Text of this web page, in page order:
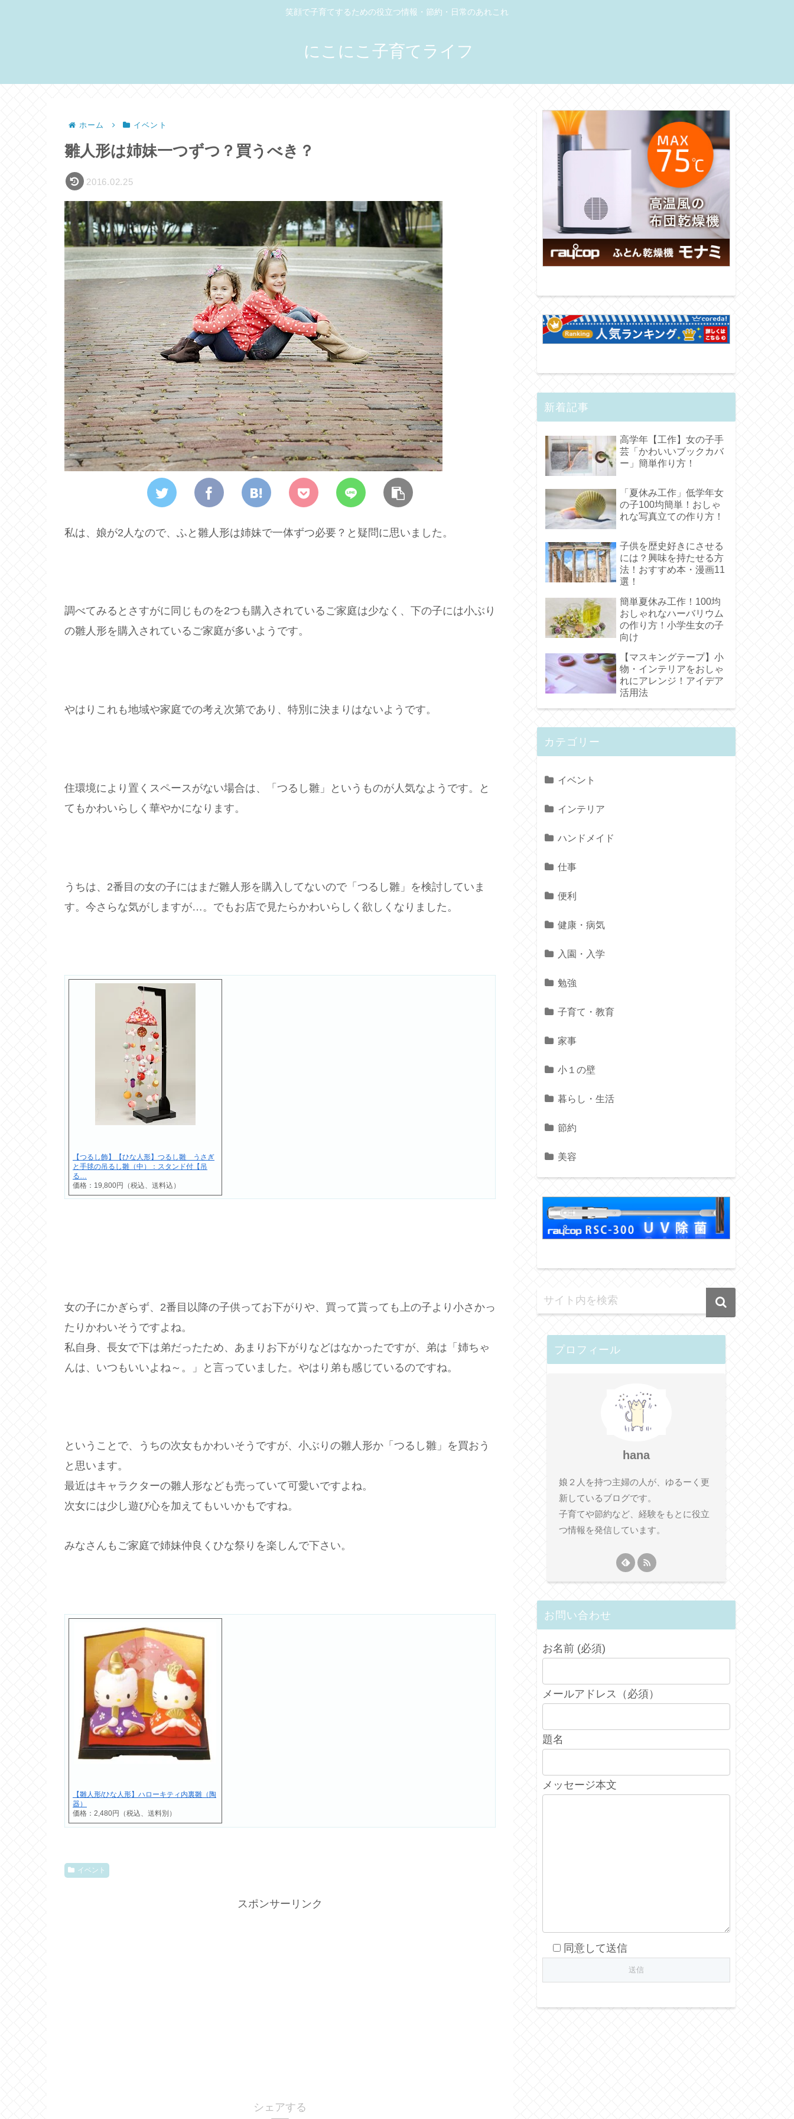
笑顔で子育てするための役立つ情報・節約・日常のあれこれ
にこにこ子育てライフ
ホーム イベント
雛人形は姉妹一つずつ？買うべき？
2016.02.25
私は、娘が2人なので、ふと雛人形は姉妹で一体ずつ必要？と疑問に思いました。
調べてみるとさすがに同じものを2つも購入されているご家庭は少なく、下の子には小ぶり
の雛人形を購入されているご家庭が多いようです。
やはりこれも地域や家庭での考え次第であり、特別に決まりはないようです。
住環境により置くスペースがない場合は、「つるし雛」というものが人気なようです。と
てもかわいらしく華やかになります。
うちは、2番目の女の子にはまだ雛人形を購入してないので「つるし雛」を検討していま
す。今さらな気がしますが…。でもお店で見たらかわいらしく欲しくなりました。
【つるし飾】【ひな人形】つるし雛 うさぎ
と手毬の吊るし雛（中）：スタンド付【吊
る…
価格：19,800円（税込、送料込）
女の子にかぎらず、2番目以降の子供ってお下がりや、買って貰っても上の子より小さかっ
たりかわいそうですよね。
私自身、長女で下は弟だったため、あまりお下がりなどはなかったですが、弟は「姉ちゃ
んは、いつもいいよね～。」と言っていました。やはり弟も感じているのですね。
ということで、うちの次女もかわいそうですが、小ぶりの雛人形か「つるし雛」を買おう
と思います。
最近はキャラクターの雛人形なども売っていて可愛いですよね。
次女には少し遊び心を加えてもいいかもですね。
みなさんもご家庭で姉妹仲良くひな祭りを楽しんで下さい。
【雛人形/ひな人形】ハローキティ内裏雛（陶
器）
価格：2,480円（税込、送料別）
イベント
スポンサーリンク
シェアする
新着記事
高学年【工作】女の子手
芸「かわいいブックカバ
ー」簡単作り方！
「夏休み工作」低学年女
の子100均簡単！おしゃ
れな写真立ての作り方！
子供を歴史好きにさせる
には？興味を持たせる方
法！おすすめ本・漫画11
選！
簡単夏休み工作！100均
おしゃれなハーバリウム
の作り方！小学生女の子
向け
【マスキングテープ】小
物・インテリアをおしゃ
れにアレンジ！アイデア
活用法
カテゴリー
イベント
インテリア
ハンドメイド
仕事
便利
健康・病気
入園・入学
勉強
子育て・教育
家事
小１の壁
暮らし・生活
節約
美容
プロフィール
hana
娘２人を持つ主婦の人が、ゆるーく更
新しているブログです。
子育てや節約など、経験をもとに役立
つ情報を発信しています。
お問い合わせ
お名前 (必須)
メールアドレス（必須）
題名
メッセージ本文
同意して送信